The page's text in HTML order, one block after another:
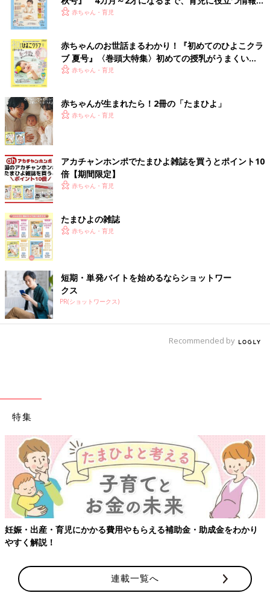
いっぱい！
赤ちゃん・育児
赤ちゃんのお世話まるわかり！『初めてのひよこクラ
ブ 夏号』〈巻頭大特集〉初めての授乳がうまくい
く！ おっぱい・ミルクの基本と夏のトラブル 解決テ
赤ちゃん・育児
赤ちゃんが生まれたら！2冊の「たまひよ」
赤ちゃん・育児
アカチャンホンポでたまひよ雑誌を買うとポイント10
倍【期間限定】
赤ちゃん・育児
たまひよの雑誌
赤ちゃん・育児
短期・単発バイトを始めるならショットワー
クス
PR(ショットワークス)
Recommended by
特集
妊娠・出産・育児にかかる費用やもらえる補助金・助成金をわかり
やすく解説！
連載一覧へ